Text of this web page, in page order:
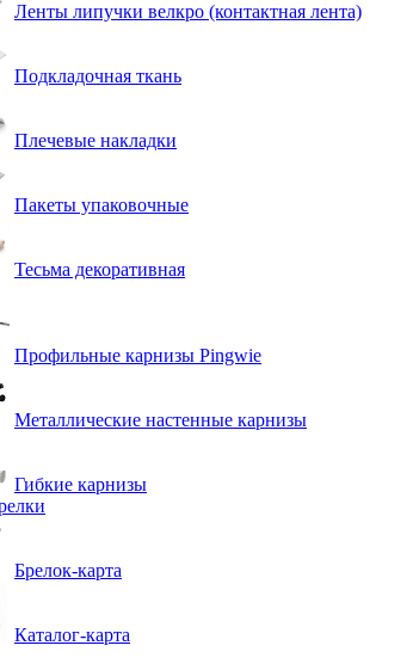
Ленты липучки велкро (контактная лента)
Подкладочная ткань
Плечевые накладки
Пакеты упаковочные
Тесьма декоративная
Профильные карнизы Pingwie
Металлические настенные карнизы
Гибкие карнизы
Брелок-карта
Каталог-карта